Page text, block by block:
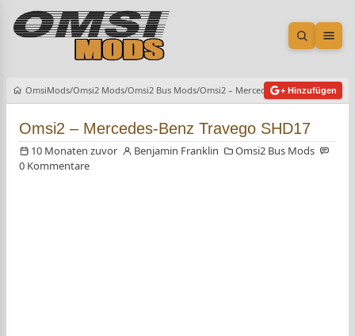
Suche
OmsiMods Omsi2 Mods Omsi2 Bus Mods Omsi2 – Mercedes-Benz Travego
+ Hinzufügen
Omsi2 – Mercedes-Benz Travego SHD17
10 Monaten zuvor Benjamin Franklin
Omsi2 Bus Mods
0 Kommentare